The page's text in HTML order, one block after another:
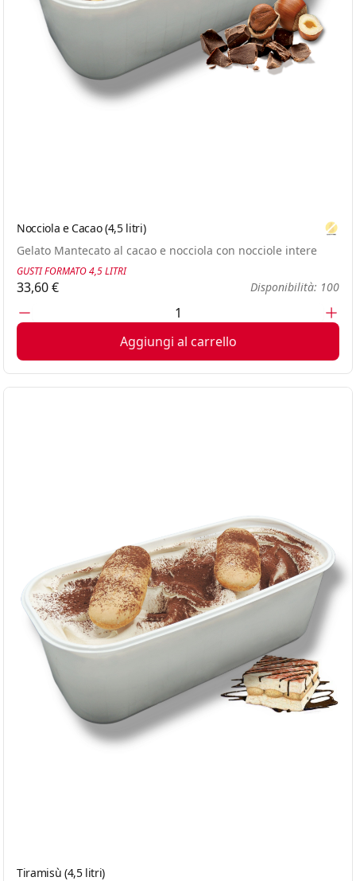
Nocciola e Cacao (4,5 litri)
Gelato Mantecato al cacao e nocciola con nocciole intere
GUSTI FORMATO 4,5 LITRI
33,60 € Disponibilità: 100
Aggiungi al carrello
Tiramisù (4,5 litri)